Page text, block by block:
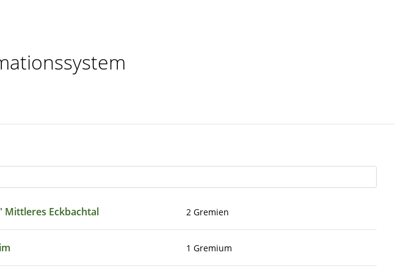
Mittleres Eckbachtal 2 Gremien
1 Gremium